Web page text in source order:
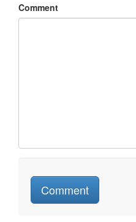
Comment